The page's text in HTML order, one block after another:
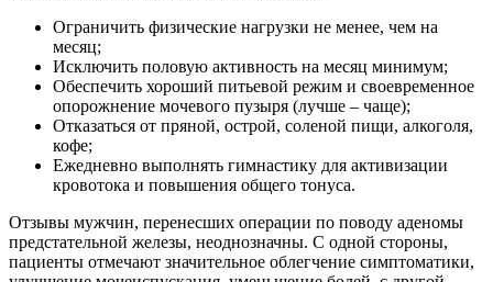
Ограничить физические нагрузки не менее, чем на
месяц;
Исключить половую активность на месяц минимум;
Обеспечить хороший питьевой режим и своевременное
опорожнение мочевого пузыря (лучше – чаще);
Отказаться от пряной, острой, соленой пищи, алкоголя,
кофе;
Ежедневно выполнять гимнастику для активизации
кровотока и повышения общего тонуса.
Отзывы мужчин, перенесших операции по поводу аденомы
предстательной железы, неоднозначны. С одной стороны,
пациенты отмечают значительное облегчение симптоматики,